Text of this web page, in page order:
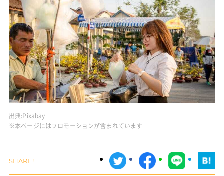
出典:Pixabay
※本ページにはプロモーションが含まれています